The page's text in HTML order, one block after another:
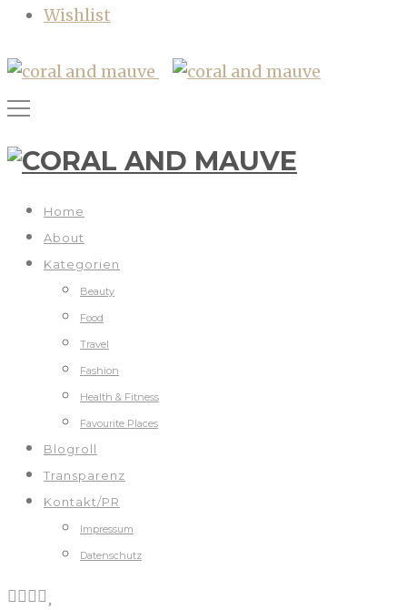
Wishlist
Home
About
Kategorien
Beauty
Food
Travel
Fashion
Health & Fitness
Favourite Places
Blogroll
Transparenz
Kontakt/PR
Impressum
Datenschutz